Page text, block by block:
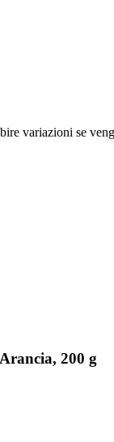
variazioni se
200 g